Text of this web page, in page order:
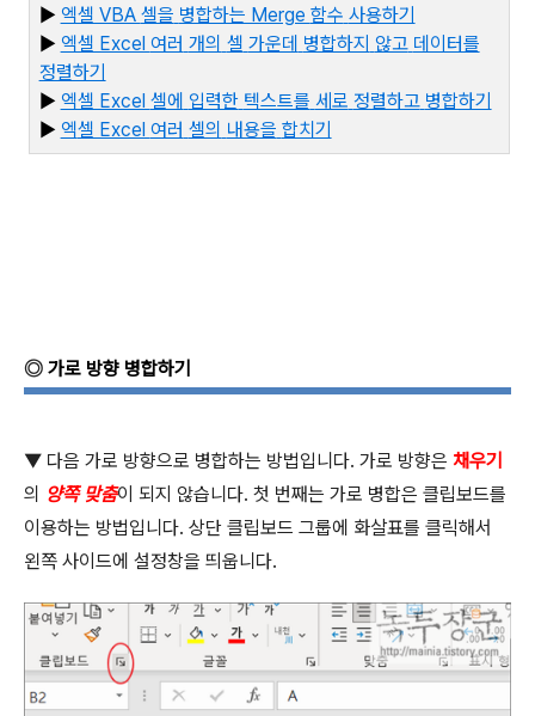
▶ 엑셀 VBA 셀을 병합하는 Merge 함수 사용하기
▶ 엑셀 Excel 여러 개의 셀 가운데 병합하지 않고 데이터를
정렬하기
▶ 엑셀 Excel 셀에 입력한 텍스트를 세로 정렬하고 병합하기
▶ 엑셀 Excel 여러 셀의 내용을 합치기
◎ 가로 방향 병합하기
▼ 다음 가로 방향으로 병합하는 방법입니다. 가로 방향은 채우기
의 양쪽 맞춤이 되지 않습니다. 첫 번째는 가로 병합은 클립보드를
이용하는 방법입니다. 상단 클립보드 그룹에 화살표를 클릭해서
왼쪽 사이드에 설정창을 띄웁니다.